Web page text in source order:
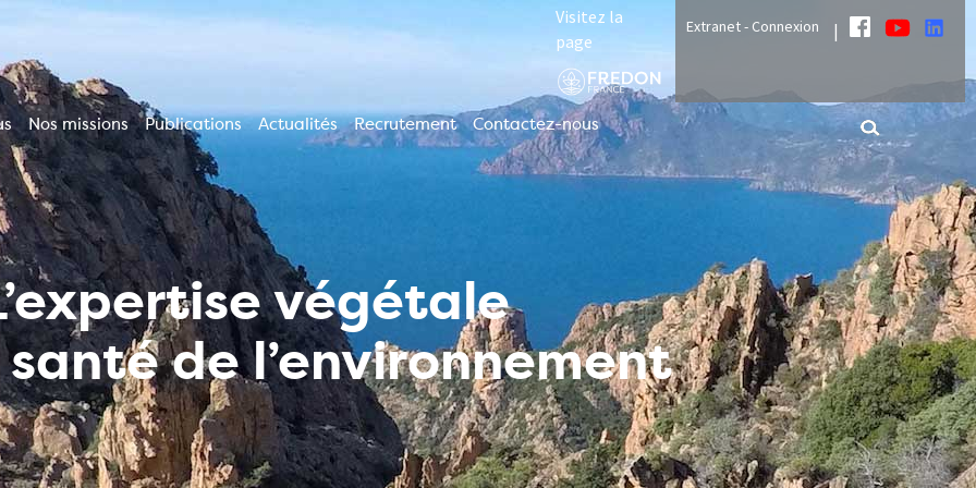
Visitez la
page
Extranet - Connexion |
Nos missions Publications Actualités Recrutement Contactez-nous
végétale
de l’environnement